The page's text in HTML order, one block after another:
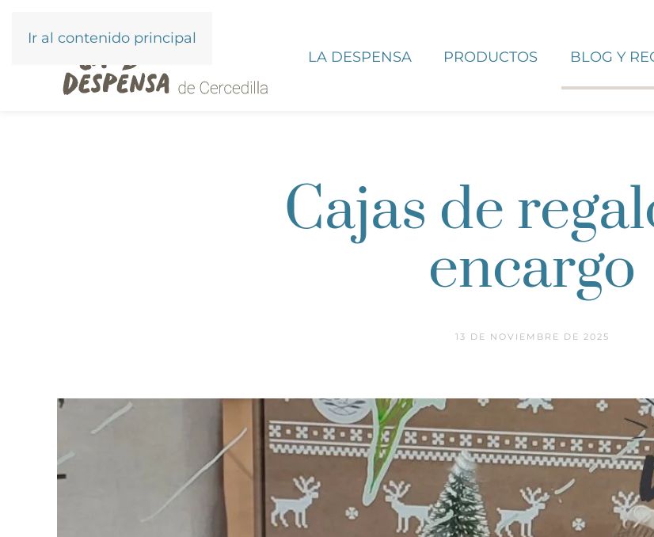
Ir al contenido principal
LA DESPENSA
PRODUCTOS BLOG Y
Cajas de
encargo
13 DE NOVIEMBRE DE 2025